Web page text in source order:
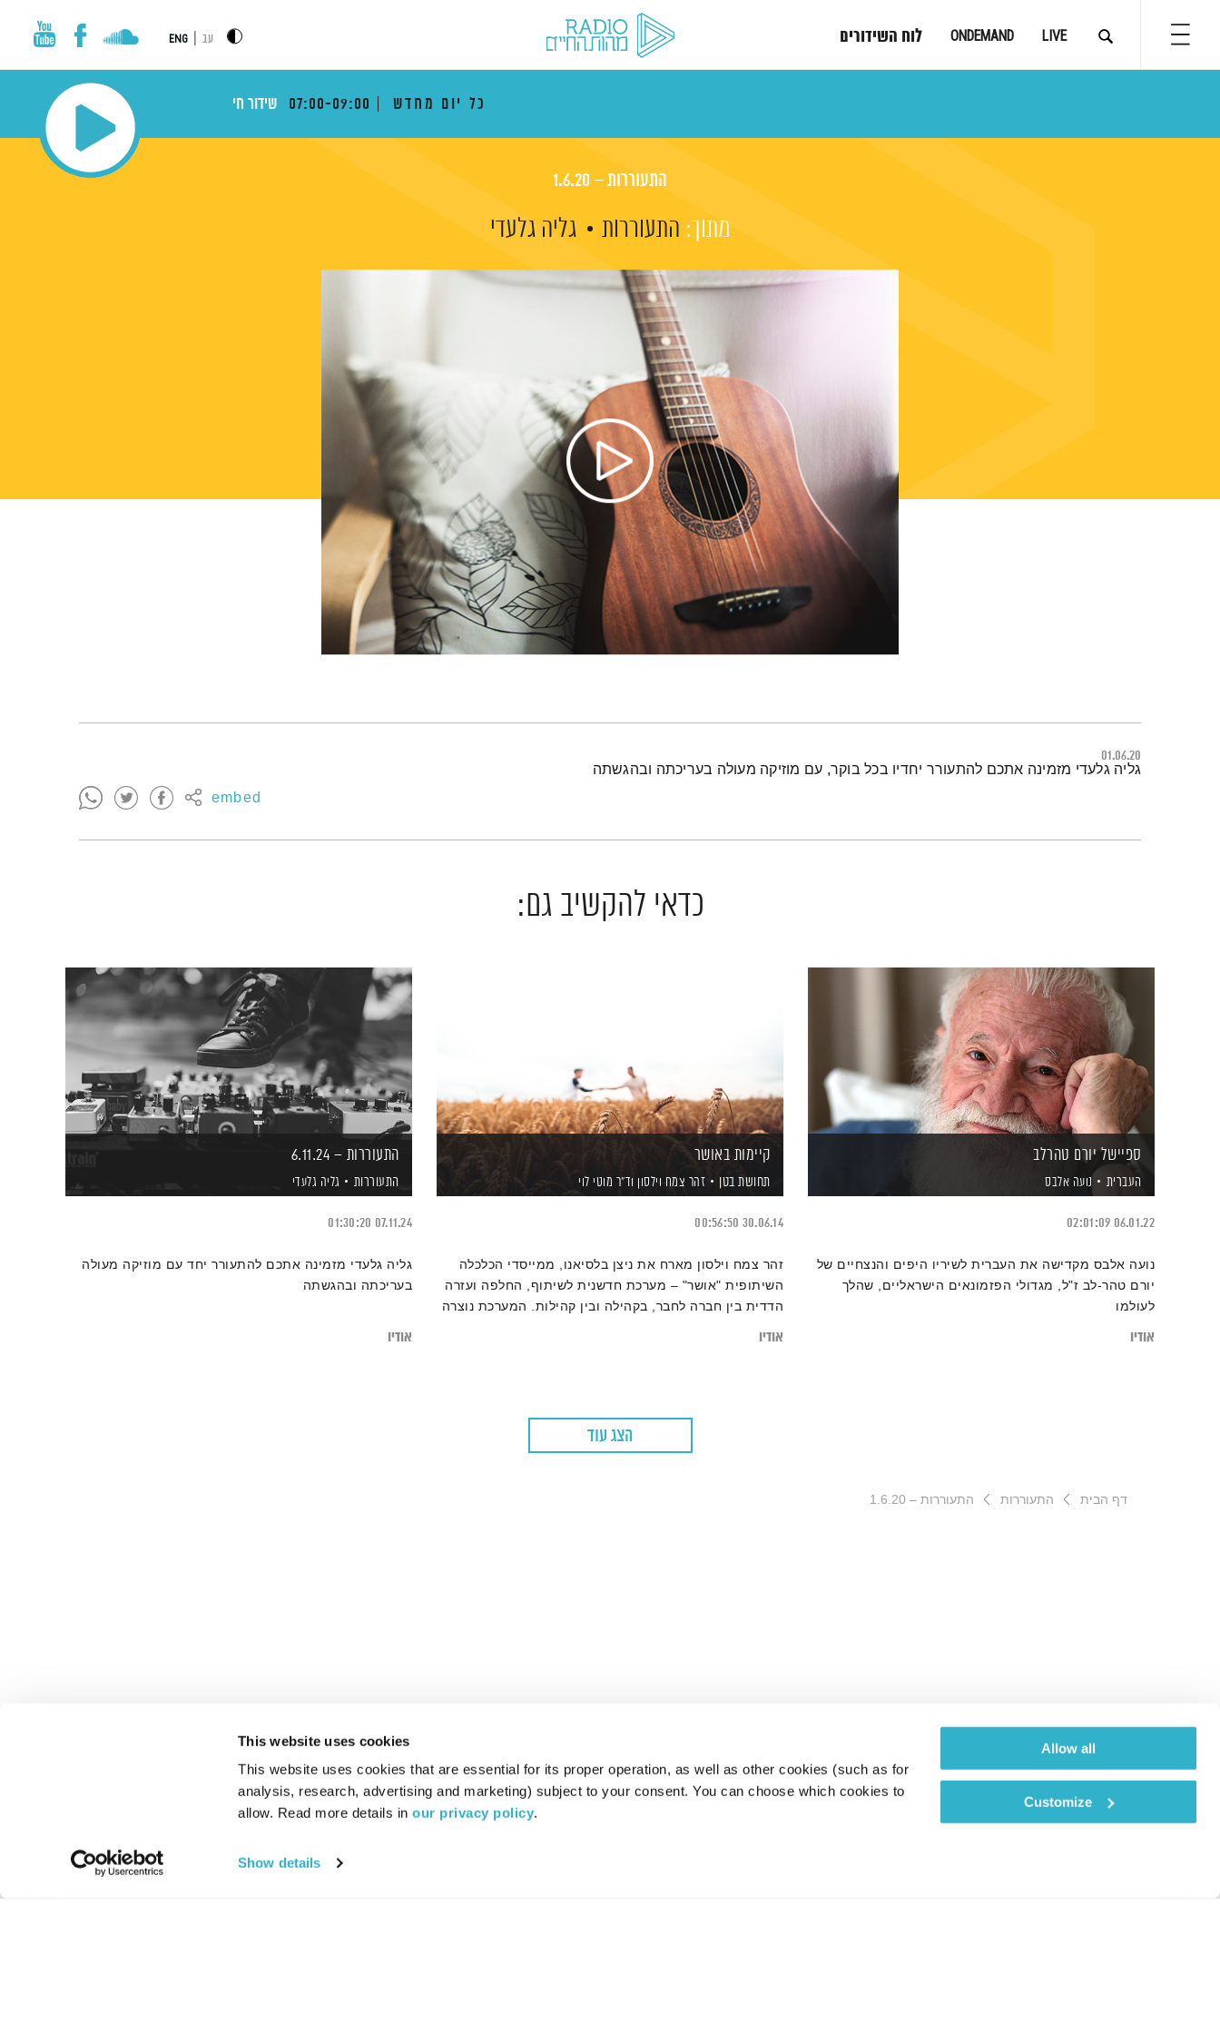
This website uses cookies
This website uses cookies that are essential for its proper operation, as well as other cookies (such as for
analysis, research, advertising and marketing) subject to your consent. You can choose which cookies to
allow. Read more details in our privacy policy.
Show details
Allow all
Customize
LIVE
ONDEMAND לוח השידורים עב ENG
כל יום מחדש 07:00-09:00 שידור חי
התעוררות – 1.6.20
מתוך: התעוררות גליה גלעדי
01.06.20
embed
תמצית הפודקאסט
גליה גלעדי מזמינה אתכם להתעורר יחדיו בכל בוקר, עם מוזיקה מעולה בעריכתה ובהגשתה
כדאי להקשיב גם:
ספיישל יורם טהרלב
העברית נועה אלבס
06.01.22
02:01:09
נועה אלבס מקדישה את העברית לשיריו היפים והנצחיים של
יורם טהר-לב ז"ל, מגדולי הפזמונאים הישראליים, שהלך
לעולמו
אודיו
קיימות באושר
תחושת בטן זהר צמח וילסון וד"ר מוטי לוי
30.06.14
00:56:50
זהר צמח וילסון מארח את ניצן בלסיאנו, ממייסדי הכלכלה
השיתופית "אושר" – מערכת חדשנית לשיתוף, החלפה ועזרה
הדדית בין חברה לחבר, בקהילה ובין קהילות. המערכת נוצרה
אודיו
התעוררות – 6.11.24
התעוררות גליה גלעדי
07.11.24
01:30:20
גליה גלעדי מזמינה אתכם להתעורר יחד עם מוזיקה מעולה
בעריכתה ובהגשתה
אודיו
הצג עוד
דף הבית התעוררות התעוררות – 1.6.20